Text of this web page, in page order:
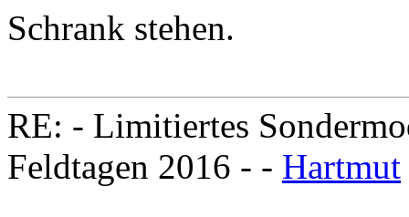
Schrank stehen.
RE: - Limitiertes
Feldtagen 2016 - - Hartmut